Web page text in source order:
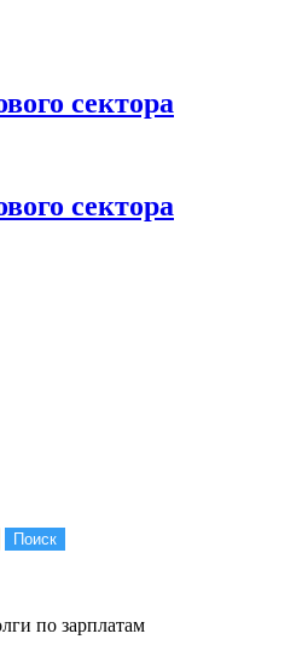
сектора
сектора
по зарплатам